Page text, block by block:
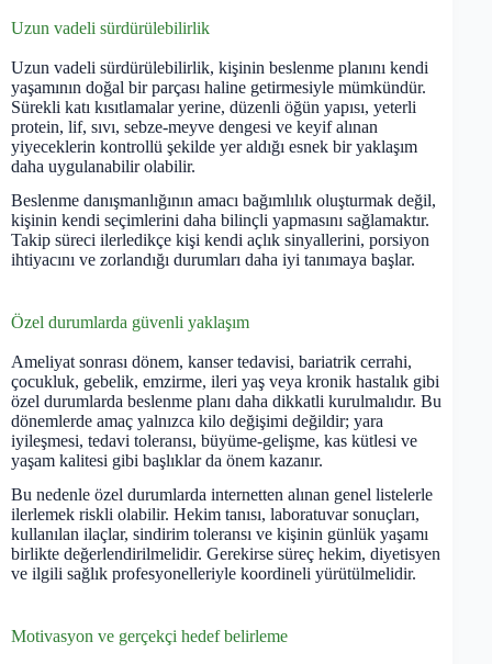
Uzun vadeli sürdürülebilirlik
Uzun vadeli sürdürülebilirlik, kişinin beslenme planını kendi
yaşamının doğal bir parçası haline getirmesiyle mümkündür.
Sürekli katı kısıtlamalar yerine, düzenli öğün yapısı, yeterli
protein, lif, sıvı, sebze-meyve dengesi ve keyif alınan
yiyeceklerin kontrollü şekilde yer aldığı esnek bir yaklaşım
daha uygulanabilir olabilir.
Beslenme danışmanlığının amacı bağımlılık oluşturmak değil,
kişinin kendi seçimlerini daha bilinçli yapmasını sağlamaktır.
Takip süreci ilerledikçe kişi kendi açlık sinyallerini, porsiyon
ihtiyacını ve zorlandığı durumları daha iyi tanımaya başlar.
Özel durumlarda güvenli yaklaşım
Ameliyat sonrası dönem, kanser tedavisi, bariatrik cerrahi,
çocukluk, gebelik, emzirme, ileri yaş veya kronik hastalık gibi
özel durumlarda beslenme planı daha dikkatli kurulmalıdır. Bu
dönemlerde amaç yalnızca kilo değişimi değildir; yara
iyileşmesi, tedavi toleransı, büyüme-gelişme, kas kütlesi ve
yaşam kalitesi gibi başlıklar da önem kazanır.
Bu nedenle özel durumlarda internetten alınan genel listelerle
ilerlemek riskli olabilir. Hekim tanısı, laboratuvar sonuçları,
kullanılan ilaçlar, sindirim toleransı ve kişinin günlük yaşamı
birlikte değerlendirilmelidir. Gerekirse süreç hekim, diyetisyen
ve ilgili sağlık profesyonelleriyle koordineli yürütülmelidir.
Motivasyon ve gerçekçi hedef belirleme